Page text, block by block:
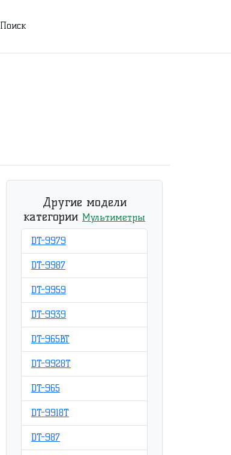
Поиск
Другие модели
категории Мультиметры
DT-9979
DT-9987
DT-9959
DT-9939
DT-965BT
DT-9928T
DT-965
DT-9918T
DT-987